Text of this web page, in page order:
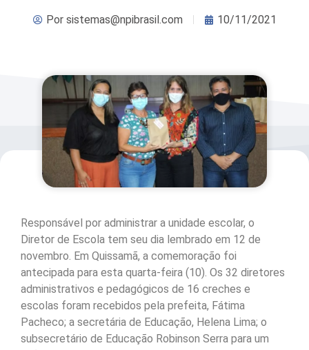
Porsistemas@npibrasil.com 10/11/2021
Responsável por administrar a unidade escolar, o
Diretor de Escola tem seu dia lembrado em 12 de
novembro. Em Quissamã, a comemoração foi
antecipada para esta quarta-feira (10). Os 32 diretores
administrativos e pedagógicos de 16 creches e
escolas foram recebidos pela prefeita, Fátima
Pacheco; a secretária de Educação, Helena Lima; o
subsecretário de Educação Robinson Serra para um